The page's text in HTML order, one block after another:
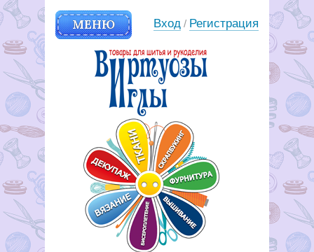
МЕНЮ Вход / Регистрация